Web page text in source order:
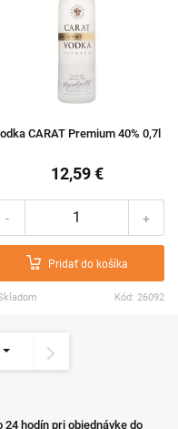
CARAT Premium 40% 0,7l
12,59 €
- +
Pridať do košíka
Kód: 26092
hodín pri objednávke do